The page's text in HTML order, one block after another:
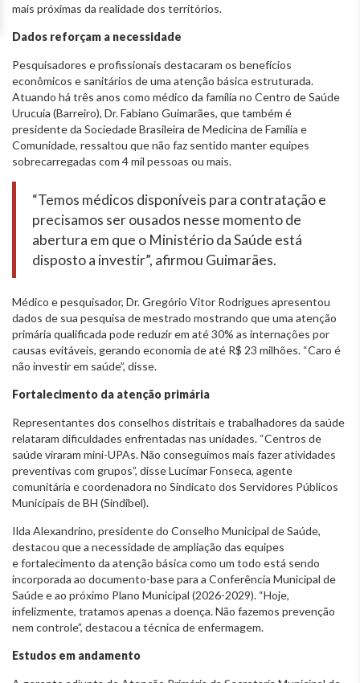
mais próximas da realidade dos territórios.
Dados reforçam a necessidade
Pesquisadores e profissionais destacaram os benefícios
econômicos e sanitários de uma atenção básica estruturada.
Atuando há três anos como médico da família no Centro de Saúde
Urucuia (Barreiro), Dr. Fabiano Guimarães, que também é
presidente da Sociedade Brasileira de Medicina de Família e
Comunidade, ressaltou que não faz sentido manter equipes
sobrecarregadas com 4 mil pessoas ou mais.
“Temos médicos disponíveis para contratação e
precisamos ser ousados nesse momento de
abertura em que o Ministério da Saúde está
disposto a investir”, afirmou Guimarães.
Médico e pesquisador, Dr. Gregório Vitor Rodrigues apresentou
dados de sua pesquisa de mestrado mostrando que uma atenção
primária qualificada pode reduzir em até 30% as internações por
causas evitáveis, gerando economia de até R$ 23 milhões. “Caro é
não investir em saúde”, disse.
Fortalecimento da atenção primária
Representantes dos conselhos distritais e trabalhadores da saúde
relataram dificuldades enfrentadas nas unidades. “Centros de
saúde viraram mini-UPAs. Não conseguimos mais fazer atividades
preventivas com grupos”, disse Lucimar Fonseca, agente
comunitária e coordenadora no Sindicato dos Servidores Públicos
Municipais de BH (Sindibel).
Ilda Alexandrino, presidente do Conselho Municipal de Saúde,
destacou que a necessidade de ampliação das equipes
e fortalecimento da atenção básica como um todo está sendo
incorporada ao documento-base para a Conferência Municipal de
Saúde e ao próximo Plano Municipal (2026-2029). “Hoje,
infelizmente, tratamos apenas a doença. Não fazemos prevenção
nem controle”, destacou a técnica de enfermagem.
Estudos em andamento